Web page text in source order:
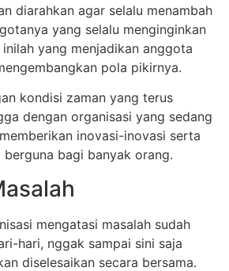
diarahkan agar selalu menambah
yang selalu menginginkan
yang menjadikan anggota
pola pikirnya.
kondisi zaman yang terus
dengan organisasi yang sedang
inovasi-inovasi serta
bagi banyak orang.
mengatasi masalah sudah
hari, nggak sampai sini saja
diselesaikan secara bersama.